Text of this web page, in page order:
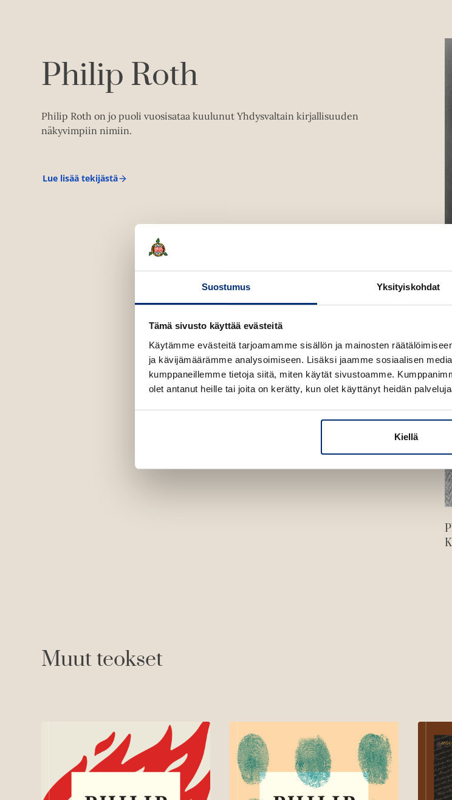
Suostumus Yksityiskohdat
Tämä sivusto käyttää evästeitä
Käytämme evästeitä tarjoamamme sisällön ja mainosten
ja kävijämäärämme analysoimiseen. Lisäksi jaamme sosiaalisen
kumppaneillemme tietoja siitä, miten käytät sivustoamme.
olet antanut heille tai joita on kerätty, kun olet käyttänyt heidän
Kiellä
Philip Roth
Philip Roth on jo puoli vuosisataa kuulunut Yhdysvaltain kirjallisuuden
näkyvimpiin nimiin.
Lue lisää tekijästä
P
Muut teokset